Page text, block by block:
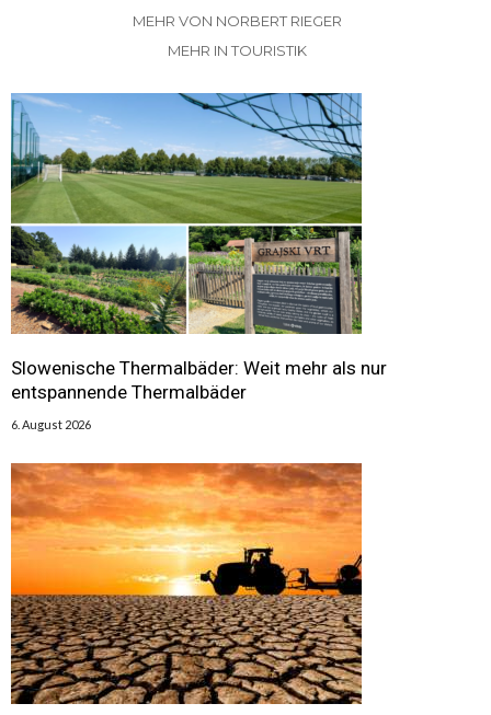
MEHR VON NORBERT RIEGER
MEHR IN TOURISTIK
Slowenische Thermalbäder: Weit mehr als nur
entspannende Thermalbäder
6. August 2026